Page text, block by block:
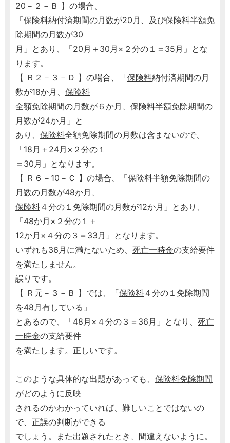
20－２－Ｂ 】の場合、
「保険料納付済期間の月数が20月、及び保険料半額免
除期間の月数が30
月」とあり、「20月＋30月×２分の１＝35月」とな
ります。
【 Ｒ２－３－Ｄ 】の場合、「保険料納付済期間の月
数が18か月、 保険料
全額免除期間の月数が６か月、 保険料半額免除期間の
月数が24か月」と
あり、 保険料全額免除期間の月数は含まないので、
「18月＋24月×２分の１
＝30月」となります。
【 Ｒ６－10－Ｃ 】の場合、「保険料半額免除期間の
月数の月数が48か月、
保険料４分の１免除期間の月数が12か月」とあり、
「48か月×２分の１＋
12か月×４分の３＝33月」となります。
いずれも36月に満たないため、 死亡一時金の支給要件
を満たしません。
誤りです。
【 Ｒ元－３－Ｂ 】では、「保険料４分の１免除期間
を48月有している」
とあるので、「48月×４分の３＝36月」となり、 死亡
一時金の支給要件
を満たします。正しいです。
このような具体的な出題があっても、 保険料免除期間
がどのように反映
されるのかわかっていれば、難しいことではないの
で、正誤の判断ができる
でしょう。また出題されたとき、間違えないように。